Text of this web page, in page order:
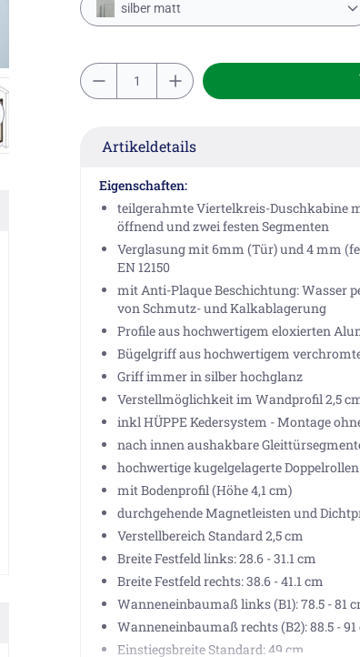
silber matt
Artikeldetails
Eigenschaften:
teilgerahmte Viertelkreis-Duschkabine
öffnend und zwei festen Segmenten
Verglasung mit 6mm (Tür) und 4 mm
EN 12150
mit Anti-Plaque Beschichtung: Wasser
von Schmutz- und Kalkablagerung
Profile aus hochwertigem eloxierten
Bügelgriff aus hochwertigem
Griff immer in silber hochglanz
Verstellmöglichkeit im Wandprofil 2,5
inkl HÜPPE Kedersystem - Montage
nach innen aushakbare
hochwertige kugelgelagerte
mit Bodenprofil (Höhe 4,1 cm)
durchgehende Magnetleisten und
Verstellbereich Standard 2,5 cm
Breite Festfeld links: 28.6 - 31.1 cm
Breite Festfeld rechts: 38.6 - 41.1 cm
Wanneneinbaumaß links (B1): 78.5 - 81
Wanneneinbaumaß rechts (B2): 88.5 - 91
Einstiegsbreite Standard: 49 cm